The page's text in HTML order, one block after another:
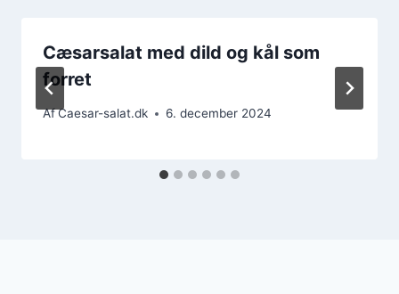
Cæsarsalat med dild og kål som
forret
AfCaesar-salat.dk 6. december 2024